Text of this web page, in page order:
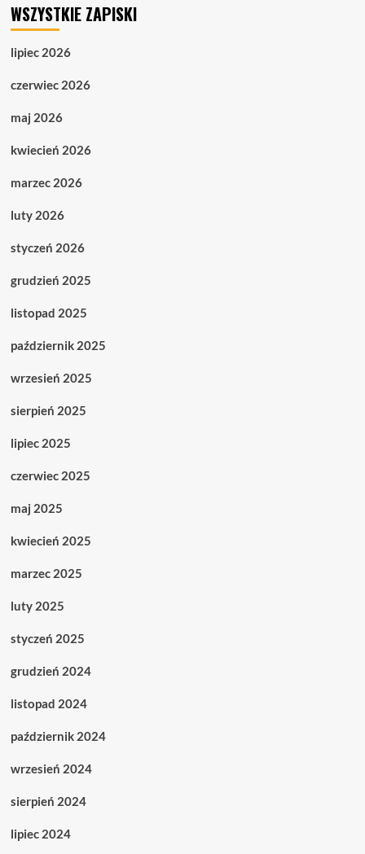
13.06.
WSZYSTKIE ZAPISKI
lipiec 2026
czerwiec 2026
maj 2026
kwiecień 2026
marzec 2026
luty 2026
styczeń 2026
grudzień 2025
listopad 2025
październik 2025
wrzesień 2025
sierpień 2025
lipiec 2025
czerwiec 2025
maj 2025
kwiecień 2025
marzec 2025
luty 2025
styczeń 2025
grudzień 2024
listopad 2024
październik 2024
wrzesień 2024
sierpień 2024
lipiec 2024